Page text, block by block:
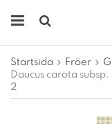
Startsida Fröer
Daucus carota
2